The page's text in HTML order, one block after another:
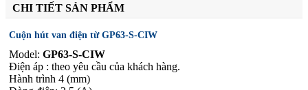
CHI TIẾT SẢN PHẨM
Cuộn hút van điện từ GP63-S-CIW
Model: GP63-S-CIW
Điện áp : theo yêu cầu của khách hàng.
Hành trình 4 (mm)